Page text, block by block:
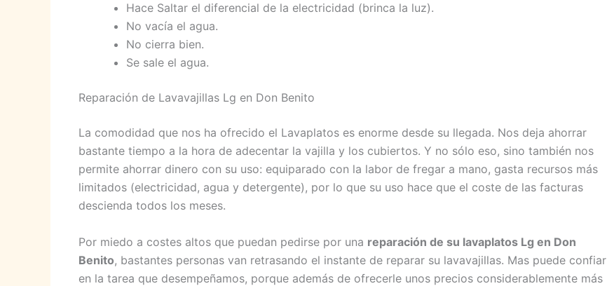
Hace Saltar el diferencial de la electricidad (brinca la luz).
No vacía el agua.
No cierra bien.
Se sale el agua.
Reparación de Lavavajillas Lg en Don Benito
La comodidad que nos ha ofrecido el Lavaplatos es enorme desde su llegada. Nos deja ahorrar
bastante tiempo a la hora de adecentar la vajilla y los cubiertos. Y no sólo eso, sino también nos
permite ahorrar dinero con su uso: equiparado con la labor de fregar a mano, gasta recursos más
limitados (electricidad, agua y detergente), por lo que su uso hace que el coste de las facturas
descienda todos los meses.
Por miedo a costes altos que puedan pedirse por una reparación de su lavaplatos Lg en Don
Benito, bastantes personas van retrasando el instante de reparar su lavavajillas. Mas puede confiar
en la tarea que desempeñamos, porque además de ofrecerle unos precios considerablemente más